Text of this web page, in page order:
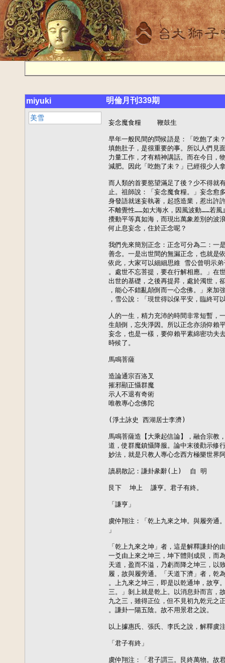
miyuki 明倫月刊339期
美雪
妄念魔食糧    鞭鼓生

早年一般民間的問候語是：「吃飽了未？」在物質匱乏的年代裡，三餐都成問題，有沒有
填飽肚子，是很重要的事。所以人們見面就互相關切「吃飽了未？」是啊！吃飽了，才有
力量工作，才有精神講話。而在今日，物質豐饒，多半人往往會「吃」得過量，甚至必須
減肥。因此「吃飽了未？」已經很少人拿來當問候語了。

而人類的首要慾望滿足了後？少不得就有種種想頭蜂湧而起，於是妄念紛飛，無有片刻休
止。祖師說：「妄念魔食糧。」妄念愈多，魔的糧草就愈豐富，魔頭吃得腦滿腸肥，動
身發語就迷妄執著，起惑造業，惹出許許多多的是非。據大乘起信論記載：「無明之相，
不離覺性……如大海水，因風波動……若風止滅，動相則滅，濕性不壞故。」可見妄念能
攪動平等真如海，而現出萬象差別的波浪，若能止息妄念，就能回復本來的覺悟境界。如
何止息妄念，住於正念呢？

我們先來簡別正念：正念可分為二：一是世間的有漏正念，也就是一般隨順仁義禮智信的
善念。一是出世間的無漏正念，也就是依止無漏正見，能思維真理實諦，明記不忘之念。
依此，大家可以細細思維 雪公曾明示弟子的話：「白衣學佛，不離世法，必須敦倫盡分
。處世不忘菩提，要在行解相應。」在世間法上，敦倫盡分，雖是有漏正念，卻已穩住了
出世的基礎，之後再提昇，處於濁世，卻能不忘菩提，以淨土宗的正念：「面臨諸種遭遇
，能心不錯亂顛倒而一心念佛。」來加強觀行，則漏與無漏的正念都函蓋上了。果能如此
，雪公說：「現世得以保平安，臨終可以得往生。」

人的一生，精力充沛的時間非常短暫，一晃眼就老病來磨，臨命終時，難保不為死苦而心
生顛倒，忘失淨因。所以正念亦須仰賴平生行業來熏習，點滴累積，而非一蹴可及。至於
妄念，也是一樣，要仰賴平素綿密功夫去止息，當魔食糧斷絕時，就是「許爾法身活」的
時候了。

馬鳴菩薩　

造論通宗百洛叉
摧邪顯正懾群魔
示人不退有奇術
唯教專心念佛陀　　　

(淨土詠史 西湖居士李濟)

馬鳴菩薩造【大乘起信論】，融合宗教，貫通千萬部大乘經典的義理，摧服邪教，顯揚正
道，使群魔鎮懾降服。論中末後勸示修行人如何攝護信心、無有退轉，說到如來有個殊勝
妙法，就是只教人專心念西方極樂世界阿彌陀佛，發願往生彼佛國土。

讀易散記：謙卦彖辭(上)  自 明

艮下  坤上  謙亨。君子有終。

「謙亨」

虞仲翔注：「乾上九來之坤。與履旁通。天道下濟。故亨。彭城蔡景君說，剝上來之三。
」

「乾上九來之坤」者，這是解釋謙卦的由來。以消息卦說，乾消已盡，入於坤中，其上九
一爻由上來之坤三，坤下體則成艮，而為地山謙。卦名為謙者，因為上九亢極失位，其居
天道，盈而不溢，乃虧而降之坤三，以致恭存正位，故名為謙。謙三之初，為復，息而為
履，故與履旁通。「天道下濟」者，乾為天道，乾上九來之三，由上而下，是為天道下濟
。上九來之坤三，即是以乾通坤，故亨。蔡景君，是一位傳易的先師。他說：「剝上來之
三。」剝上就是乾上。以消息卦而言，故云剝上來之三。虞氏不採用此說。因為，一則上
九之三，雖得正位，但不見初九乾元之正。再則虞氏卦變，一陽五陰，以及一陰五陽之例
。謙卦一陽五陰。故不用景君之說。

以上據惠氏、張氏、李氏之說，解釋虞注。

「君子有終」

虞仲翔注：「君子謂三。艮終萬物。故君子有終。」

鄭康成注：「艮為山，坤為地。山體高，今在地下。其于人道，高能下下，謙之象。亨者
，嘉會之禮，以謙為主。謙者，自貶損以下人。唯艮之堅固，坤之厚順，乃能終之。
故君子之人有終也。」

依李氏疏說。

虞注。乾三稱為君子。三在三才為人道。謙內卦艮三自乾來。故君子謂三。說卦傳：

「終萬物，始萬物者，莫盛乎艮。」三體艮，故終萬物。三秉勞謙，終當升居五位，是為
有終。故君子有終。

鄭注。高山能下於平地，這在人事而言，即是在高位之人能下居在他地位之下的人，是謂
「高能下下。」此是謙退之象。乾文言傳說：「亨者，嘉之會也。」又說：「嘉會足以合
禮。」史記樂書：「君子以謙退為禮。」所以注云：「亨者，嘉會之禮，以謙為主。謙者
，自貶損以下人。」合乎嘉會之禮，故亨。艮以堅固能終萬物，坤以厚順而代乾有終。君
子體艮坤之德，所以有終。

彖傳說：「謙亨。天道下濟而光明。地道卑而上行。天道虧盈而益謙。地道變盈而流謙。
鬼神害盈而福謙。人道惡盈而好謙。謙尊而光，卑而不可踰，君子之終也。」

 「謙亨」

九家易注：「艮山，坤地。山至高，地至卑。以至高，下至卑。故曰謙也。謙者，兌世。
艮與兌合。故亨。」

依李氏疏說。山高地卑，以高居卑，其象為謙。此即鄭注之義。謙是兌宮五世卦。艮為山
，兌為澤。艮與兌合，是山澤通氣。惟通故亨。

 「天道下濟而光明」

 荀慈明注：「乾來之坤。故下濟。陰去為離，陽來成坎。日月之象。故光明也。」

李氏纂疏：「天道謂乾，乾上來之坤三，故為下濟。陰去陽中為離，陽來陰中成坎。

本體坎亦伏離。離日坎月，故象光明也。」姚氏配中：「案，履互離，謙互坎。」謙下互
為坎。坎伏離，即是旁通履下互離。

「地道卑而上行」

侯果注：「此本剝卦乾之上九，來居坤三。是天道下濟而光明也。坤之六三，上升乾位，
是地道卑而上行者也。」

李氏纂疏：「此本剝卦者，一陽五陰之例也。乾上來居坤三，以乾照坤，是天道下濟而光
明也。坤三升居乾上，天尊地卑，互震為行。是地道卑而上行也。」

「天道虧盈而益謙」

虞仲翔注：「謂乾盈履上，虧之坤三，故虧盈。貴處賤位，故益謙。」

崔憬注：「若日中則昃，月滿則虧。損有餘，以補不足，天之道也。」

依李氏疏解釋。

虞注。「謂乾盈履上」者，乾盈，是指乾卦上九亢龍，盈不可久，乃自虧而下之坤三，以
釋天道虧盈之義。乾卦至上九亢龍，已經消成剝卦。剝極則復。剝復之間，沒有實象。所
以乾盈不可說盈於乾上，也不可說盈於剝上，只好說盈於履上。因為謙息為履，謙與履旁
通，履象傳說，君子以履辨別上下。所以虞注假借「履上」以見義。此亦同張編修之說。

崔注。「日中則昃，月滿則虧。」是豐卦彖傳文，崔氏引來說明天道，損有餘，補不足。
天道虧盈而益謙，就是損有餘，而補不足，以明謙虛必定受益。

「地道變盈而流謙」

虞仲翔注：「謙二以坤變乾盈。坎動而潤下。水流溼，故流謙。」

崔憬注：「高岸為谷，深谷為陵。是為變盈而流謙，地之道也。」

虞注。「謙二以坤變乾盈」者，惠氏李氏皆以謙二作謙三解釋。由於乾上九來之坤三，坤
三，乃變乾，即是謙三以坤變乾盈。張編修即以謙二解釋。他認為，以坤消乾，消至二爻
，成為天山遯，是乾滅之始。消至剝盡，本由於二。故云「二以坤變乾盈。」兩說不同，
皆是以坤變乾盈之義。「坎動而潤下」者，坤變乾盈，則有互體坎，坎為水，又上互體震
。震為雷，雷以動之。故云坎動而潤下。尚書洪範：「水曰潤下。」乾文言傳：「水流溼
。」水潤下則流，流溼而下，即是流謙之義。

崔注。李氏疏說。毛詩小雅十月之交：「高岸為谷，深谷為陵。」岸以高為盈，谷以深為
盈。高岸崩陷則為谷，深谷填塞則為陵。崔氏引這兩句詩，以釋變盈而流謙之義，是地之
道。 (待續)

放 生 池  雪 廬

放生本於佛家戒殺之義。唐朝乾元年閒，令天下安置放生池，有八十一處；多有大書家顏
魯公真卿寫作的碑文。宋朝天禧年閒，曾敕杭州西湖為放生池。　　

考藝文類聚，梁元帝時，荊州有放生亭碑；又南史梁武帝時，謝微作放生文，為世人傳誦
贊賞；是提倡放生，在六朝已經大行。　　

但中國古時，雖未普遍提倡，在聖賢之個人方面，早有此舉。如成湯網開三面；孔子弋不
射宿，釣而不綱；子產放魚等事。可見仁慈之心，不分儒佛；愛人愛物，同是美德。 (原
載覺生雜誌)

唯識三十頌研究(九十九)  智  果

◎釋唯識實性

  ※前 言

此次主題在會「圓成實」即「唯識實性」也，以「圓成實」乃是於心、心所自體及所變現
相、見二分上，遠離我法二執，二空妙智所顯之「真性」（不妄不變之真實本性）故，即
是「唯識實性」也。唯識三十頌之科判，根據掌中樞要卷上本載，共有八種，

上來已略說明前之二十四頌「唯識相」（亦即「依他」，「俗諦」）已訖，今當續明第二
十五頌「唯識性」（亦即「圓成實」、「真諦」）。

（甲）句解頌文

 頌曰：「此諸法勝義，亦即是真如，常如其性故，即唯識實性。」

 （乙）廣解頌文

依成唯識論卷九論文茲依此略科，分述如下：

（子）會「圓成」即「勝義」、「真如」

▲會歸「勝義」（即釋頌文第一句）

論卷九云：「此性即是諸法勝義，是一切法勝義諦故。」謂此「圓成實勝義無性」，乃是
無漏聖智所澈見之一切諸法審實不謬之真理也。

然依「勝義諦」之淺深，略有四種：

一、世間勝義── 亦名「體用顯現諦」，即五蘊、十二處、十八界等「十善巧」（由蘊、
處、界等十法能生善巧之妙智故），事相粗顯，猶可破壞，名曰「世間」；又為聖者之所
知，勝過第一俗（「假名無實諦」謂瓶、盆等，但有假名而無實體），故名「勝義」。

二、道理勝義── 亦名「因果差別諦」，即四諦因果等，知「苦」（集果）、斷「集」（
苦因）、證「滅」（道果）、修「道」（滅因），因果差別，名曰「道理」；又是無漏智
之境界，勝過第二俗（「隨事差別諦」謂蘊處界等，隨彼彼事，立蘊等法），故名「勝義
」。

三、證得勝義── 亦名「依門顯實諦」，即二空真如，乃依聖智所詮之空門而顯之理，名
為「證得」；又為凡、愚所不測，勝過第三俗（「方便安立諦」謂苦等四諦，由染淨因果
之差別施設，以令行者趣入得證），故名「勝義」。

四、勝義勝義──亦名「廢詮談旨諦」，即「一真法界」，體妙離言，迥超眾法（迥，遠
也），名為「勝義」；又是聖智內證（自己內心所體悟證得之真理），勝過第四俗（「假
名非安立諦」謂二空理，依假空門，說為真性，內證智境，不可言說，名二空真如，但假
設故），名為「勝義」。

以上四種勝義，前三者為「依詮談旨」，故「勝之義」，「義」乃「境界」之義；第四者
為「廢詮談旨」，故「勝即義」，「義」乃「道理」之義。（見法苑義林章卷三）

今初句頌文，雖不說四種世俗，為對顯四種勝義，法苑義林章卷二載：「前三勝義有相故
『安立』，第四勝義無相『非安立』。」此義云何？

述記卷九末云：「有差別名言者，名『安立』；無差別、離名言者，『非安立』。」據此
可知：

對真如之理，施設差別之名言以解說者，稱為「安立諦」；離一切言說、名相、由絕待超
越之立場來體達真如理者，稱為「非安立諦」。

今頌文初句所言之「諸法勝義」者，簡非前三勝義安立諦，唯取第四勝義非安立之「一真
法界」，何以故？論卷九云：「是最勝道所行義故」即非安立之一真法界是最殊勝之道品
所趣向、所契入之真如理體故。

或問：最殊勝之道品為何？

答曰：明幽溪大師所撰之淨土生無生論第五「法界為念門」云：「法界圓融體，作我一念
心，故我念佛心，全體是法界」初二句明「全性起修」，次二句明「全修在性」，謂全法
界圓融之性體，作我一念之用修，故全一念之用修，當體即是圓融法界之性體也。

是故行者稱佛名號（古德讚歎阿彌陀佛名號為「圓融至德嘉號」）時，此心當下便是「圓
融清淨寶覺」，不落三乘諸行、不落第二義門，不落偏漸階級（「偏」指偏於空乃至中之
教理；「漸」指漸次修行而至佛果之法門），是故稱佛名號即是「最勝道」也。

上來「會歸勝義」，即釋頌文第一句已訖。 (待續)

南無二字

印祖云：「念佛宜念六字，或先念六字，至將畢則念四字。始終念四字，頗不宜。以南無
二字，即皈依、恭敬、頂禮、度我等義。人每圖快圖多，故多有念四字者。常聞有人主張
專修之益，只令人念四字，發願禮佛，皆云不必，則完全一門外漢。只知自己做功夫，不
知求佛慈悲力。淨土法門，以信願行三法為宗，彼只在行上講究，而行又去卻禮拜，其行
便難十分懇切，久則涉於悠忽浮泛。」(復陳飛青居士書四)

七十三年元旦講話之一 ──修淨須知 雪廬老人

佛法修行有「通途」和「別途」之分，淨土法門是屬於「別途」，也就是「二力法門」，
與普通法門不一樣。修一般法門是「信解行證」，但淨土法門重在「信願行」。為什麼沒
有「解」呢？因為這個法門除了佛以外，沒有第二人可以了解，不要說凡夫不明白，即使
十地菩薩、等覺菩薩也還不明白。學人今天要略述修淨須知，也就是修淨土法門必須要了
解的十件事，分別是：

第一「二力相應」：修行是「公修公得，婆修婆得，不修不得」。淨土「二力法門」，一
是「佛力」，一是「自力」；自己要先具足「信願行」三資糧，發願往生西方，再乘佛的
願力加被，這樣二力相應，修行就容易成就。除了淨土宗以外，其他宗沒有這樣說的。

第二「正助雙修」：彌陀經上說：「不可以少善根福德因緣得生彼國。」這便是明白告訴
我們要「正助雙修」。正工夫是「善根」，即自己念佛要念得清清楚楚；「福德」是助工
夫，眾善奉行。二者如鳥之雙翼，缺一不可，因緣具足，即能得生彼國（即「帶業往生」
）。

第三「橫超出世」：凡是修行，都是一步一步修，然而修淨土不必如此。其他法門修行要
三大阿僧祇劫才能成就，淨土法門則是當生成就。這好比蟲在竹子裡要外出，不用一節一
節的鑽出來，從旁咬一個洞，便能橫著出來。

第四「接引九界」：「十法界」包括「四聖六凡」，除佛以外，九法界眾生都應求往生極
樂。只要至誠懇切求往生，臨終時，阿彌陀佛一定來接引，這是別宗所沒有的。

第五「帶業往生」：「業」是什麼？必須聽華嚴經的「十回向」才懂得。十法界當中，唯
有佛是「業盡情空」，其餘九界眾生都是「帶業」。所謂「帶業往生」，意即有障礙也可
以帶著往生西方，今人講「消業往生」，是不明淨土實義。試問，業若全消，即是成佛，
何必再求往生呢？從元朝以來，祖師們都講「帶業往生」，只有今日才有人改佛經講「消
業」。

第六「蓮苞正定」：吾人所造作的業都含藏在第八阿賴耶識，往生西方極樂世界是阿賴耶
識去，不是肉體去。阿賴耶識帶著業，到極樂世界先結蓮苞，蓮苞是吾人的母胎，又稱蓮
胎。在蓮胎中，看各人造業大小，入定時間不同，入了定以後，就能生慧。

第七「華開悟證」：入定後，開了智慧，蓮華才開，才證到果位。華開見佛便悟無生；華
不開則不得見佛，亦不能得無生法忍。

第八「四土安養」：各人程度不同，華開見佛便有遲速。彌陀經上說，極樂世界有緣覺、
聲聞、菩薩等眾生，所以不是生到西方都是佛。「四土安養」指的就是極樂世界有四土：
一是凡聖同居土，二為方便有餘土，三為實報莊嚴土，四為常寂光淨土。常寂光淨土才是
佛的淨土，為佛一人所居，而凡夫則依不同程度生到不同的淨土。

第九「皆得不退」：一萬人修行，罕一得道，這都是因為容易退轉的緣故。然而到了西方
極樂世界，修行皆得不退。「不退轉」有若干種，今天不能詳講，八地菩薩經二大阿僧祇
劫修行才得「不退轉」，今天講的「不退轉」不是指八地菩薩，而是淨土宗的「不退轉」
。「不退轉」意即修行只會往前進，不會往後退，這太便宜了，沒有不成功的。

第十「乘願再來」：淨土宗是大乘法門，除了讓自己得好處，也要讓別人得好處。所以，
往生極樂不是去享受，而是去認識佛法，然後要發願，證道後再回來度眾生，此即「乘願
再來」。

莊嚴道場 雪廬老人

        不聞葷濁氣，
        不聞奔走聲，
        不聞語笑聲，
        惟聞一佛號。

《觀經妙宗鈔》的淨土思想(一) 吳希仁

編者案：《觀無量壽佛經疏妙宗鈔》(略稱《觀經妙宗鈔》)一書，為宋代知禮大師晚年的
力作。知禮大師企圖以天台的圓教教義詮釋《觀無量壽佛經》的經文內容。

《觀無量壽佛經》的內容，主要是敘述釋迦牟尼佛受當機眾王舍城韋提希夫人的啟請，特
示以「十六種觀法」，教修觀想西方極樂世界的種種依正莊嚴，俾將來壽終之後能夠如願
捨離娑婆的五濁惡世，得生西方阿彌陀佛的清淨國土。從經文的表面，顯然是側重事相的
說明，雖然後來有智者大師的《觀經疏》及寶雲《觀經疏記》，卻僅作原則的點示，文約
而義隱，是以知禮大師有意借此詳加發揮天台妙義，使後人足以把握「即心念佛」的要領
。

希仁居士費時兩年，完成「知禮《觀無量壽佛經疏妙宗鈔》研究」論文巨著，大有功於淨
土教理，原書十餘萬字，已刊在明倫月刊資訊網「學海無盡藏」，有意者請自行尋閱，本
刊謹摘錄部分有關淨土的篇章，供眾閱覽，文中標題係編者所加。

智者大師依止淨土

天臺門葉之信仰淨土法門，本就其來有自，蓋肇自創建天臺教觀之智者大師始，其平生的
行止已有顯著之淨土傾向；如襁褓中即知「臥即合掌，坐必面西」；而臨命終時亦右　西
向，聞唱《法華》、《無量壽》二經，並讚勸彌陀淨土，自謂其「師友，侍從觀音來迎」
自在而逝(注一)。且在其豐富的著述中，或理論部分、或實踐部分，亦多所涉及；如《摩
訶止觀》述四種三昧，其中常行三昧，即是專持念阿彌陀佛之淨土行；其他如《觀無量壽
經疏》、《阿彌陀經義記》、《淨土十疑論》、《五方便念佛門》等亦多偏讚淨土，相傳
均為彼所撰述(注二)。可見智者大師本人確實信向淨土，且求生西方。

天臺弟子專稱彌陀

可惜後來其弟子章安（561｜632）以下數代（按章安大師臨終亦稱彌陀及二大士），均唯
保守承傳，但重天臺教觀之修持，鮮有觸及淨土者；即使九祖荊溪湛然（711｜782），雖
號有唐中興之祖，但其志仍專在闡釋天臺教部（以《法華玄義》、《法華文句》、《摩訶
止觀》三大部為主），精簡當世興崇之華嚴、法相、禪門諸宗之異同，以顯揚天臺教觀之
殊勝，故亦少涉及淨土。唯於所著《止觀輔行》卷六中，解釋「常坐一行三昧」時有云：

「隨向之方，必須正西，若障起念佛，所向便故。經雖不局令向西方，障起即令專稱一佛
，諸教所讚，多在彌陀，故以西方而為一準。」

又於撰《法華文句記》卷十釋「藥王菩薩本事品」文末亦云：

「問：同居類多，何必極樂？答：教多說故，由物機故，是攝生故，令專注故，宿緣厚故
，約多分故。」

可見彼於彌陀淨土，亦多表推崇具正見；然畢竟於此法門，並無相應之修證表現，是以近
代日本學者有疑智顗大師《淨土十疑論》或為湛然托作，藉以闡揚淨土，卻終少文獻佐證
，並不為世人所信。

知禮大師與淨土法門

筆者認為天臺門葉，自智者大師以後，真能信向淨土，不但在理論方面，更在實踐方面，
身體力行，作出貢獻，以致開啟後代子孫「教崇天臺，行歸淨土」之風者，其唯四明知禮
大師乎！知禮對淨土的實踐，自行方面，但修《彌陀懺法》（俗云打佛七）即有五十遍之
多；度眾方面，創建「念佛施戒會」，每年結合僧俗男女萬人，倡導勤修念佛，求生西方
，度人無數。至其對淨土理論的闡述，專書方面有：《觀經融心解》、《觀經疏妙宗鈔》
、《料簡十三科》等；若單篇論述則有：〈結念佛會疏〉、〈法智復楊文公書〈等，均為
淨土法門之重要開示。其中尤以《觀經疏妙宗鈔》對於充實淨土之理論，標顯法門之殊勝
，居功最偉。昔業師李公炳南（1890─1986）撰〈趙居士祝壽印施觀經妙宗鈔序〉即云：

宋‧四明《妙宗鈔》出，為《觀經》諸注精英，所詮皆第一義諦，於焉淨旨大明。古有病
其繁深者，欲節而略之，蕅祖直謂「不可動其一字」，其要可知矣！然有此一《鈔》，非
謂《觀經》即可誦可講，因以可修可證，及眾能變根器也。蓋修淨任採何法，應明乎四土
橫豎之超，否則理路不清，或不免於扞格焉。祖（蕅祖）又曰：「淨土的旨，全在《妙宗
》一書。」是此一《鈔》，又不純為《觀經》所作矣。

蓋知禮大師此《鈔》以天臺圓宗判釋淨土法門，既義理周延地充實了淨土的思想內容，且
強而有力地凸顯了法門的特異殊勝，是以自《妙宗鈔》出，而淨土之教理大備。今擬就《
鈔》中所提出的念佛方法、修證的位階、以及四土淨穢等教義，詳加剖析，藉以申論其有
關淨土的思想。 (待續)

注一：智顗大師臨終，聽《無量壽》竟，讚曰：「四十八願莊嚴淨土，華池寶樹易往無人
，火車相現能改悔者，尚得往生，況戒慧熏修，行道力故，實不唐捐。」末云：「吾諸師
友，侍從觀音，皆來迎我。」等，其事蹟見志磐《佛祖統紀卷六‧智顗傳》

注二：對智顗大師《觀無量壽經疏》、《阿彌陀經義記》、《淨土十疑論》、《五方便念
佛門》等著作，近代日本學者或疑為後人假托之作，參望月信亨作．釋印海譯《中國淨土
教理史》。

人間祇一僧 濯 生

慈雲大師(遵式)，與知禮大師同是天臺門人，人稱「寶雲門下二神足」，兩人有四十多年
的朋友情誼。慈雲大師得知知禮大師示寂消息，因自身已是六十六歲老人，加上路遙五六
百里，春雪紛飛好幾十天，無法親自前往祭奠，於是「謹遣學徒，齎送香燭，靈山上茶，
并雲廚辦齋食，罄食味之品」恭薦于知禮大師。為了一遣懷抱，還作了祭文哭弔，更以詩
歌兩首吟詠，其中「天上無雙月，人間秖一僧。」讚嘆知禮大師，祭奠大眾咸稱恰當不為
過。(見四明尊者教行錄)

蓮池餘馨之十四 ─ 斌宗法師 智 展

斌宗法師（一九一一 ── 一九五八），是臺灣首開研經風氣的僧人。在日據時代，由於
臺灣的佛教界瀰漫著鬼神、外道的迷信色彩，再加上佛教徒對於佛典經教均不求甚解，因
此法師便發願前往浙江寧波的觀宗寺（諦閑老法師道場）和天臺國清寺（靜權法師主持）
求法。在奠定了深厚、紮實的教理基礎後，法師回臺便展開一連串的弘法活動，並依照觀
宗學社的制度，在新竹法源寺創設佛學高級研究班（後改稱南天臺佛學研究院），積極培
養僧才，為臺灣佛教的發展，作出了重大的貢獻。

法師雖然教研天臺，但行持卻依止淨土法門，每論及行門要旨，均勸人專念彌陀，求生極
樂。其關於淨土之著作，今有《佛說阿彌陀經要釋》一書行世，茲將重要開示整理如下，
普願見聞者，發菩提心，信受奉行。

八萬法門　念佛第一

法師於《佛說阿彌陀經要釋》序文中曰：「觀乎釋迦如來，憫念一切眾生之沉迷，故四十
九年之說法，然皆隨機施化，應病與藥，無非欲令一切眾生，了脫生死，離一切苦，得究
竟樂而後已！然歸元無二路，方便有多門，於一代教中，求其最方便、最簡捷、最要妙、
最圓頓者，莫過淨土一法，誠如來一代時教中，普度眾生之特別法門，乃聖凡齊攝，利鈍
兼收，上上根不能越其閫，下下機亦可登其域。上至等覺菩薩無不發願求生，下至逆惡眾
生若肯悔悟發心念佛，亦可帶業往生，正如阿伽陀藥普療百病也。

古人謂：『八萬法門中念佛第一』，乃一針見血之言，良由佛智鑑機，知末法眾生根性鈍
劣，智慧淺薄，壽命短促，一息不來便成後世。其餘法門，或太高深，不易修證，復須三
惑斷盡、圓悟自性，方能了生脫死，超凡入聖。故特開此念佛一門，以普度十方一切有情
，同歸安養（案：此即極樂世界別名）。欲速出迷津，頓超三界，永離生死苦者，捨此誰
依？故《大集經》云：『末法億億人修行，罕有一人得道，惟依念佛法門，得度生死。』
觀斯可知矣！」

侈談自力者應有的警誡

然而，對於淨土念佛法門，常有人譏斥為「他力法門」（仰仗阿彌陀佛接引），認為只有
不懂經教的愚夫愚婦才會去修持。關於這樣的誤解，該如何消弭呢？

法師曰：「若確以賴自力為貴者，奚不一一自為之，則渡水不可乘船，遠路不可乘車，衣
須自織，食當自耕，住應自造，乃至一切生活事宜當自為之，如是方可誇言不賴他力，不
然，則自欺自狂，而出乎爾者反乎爾矣！日常生活咸賴眾力，而不自鄙，何獨於了生死、
成佛道一大事，屏佛力而不依，藐斯門而弗修，何喪心病狂一至於此耶？可嘆！可憫！靈
峰（案：即蕅益大師）云：『以話頭為奇特，佛號為平常，棄如意珠玉，競取瓦礫，可哀
矣！』又《大集經》云：『若人但念阿彌陀，是名無上深妙禪。』良以一句佛號，乃統百
行以具備，攝萬法而無餘，倘能真念佛者，何遺參禪乎？奈何！聰明之人，不肯死心念佛
，必以參究為最上，不知違背經言，終至弄巧成拙，願好高務奇、不量自力者警誡之！」

各宗高僧 勸修念佛

持名念佛法門並非少數人在自吹自擂，法師就舉了近代許多人景仰的佛門高僧為證：「近
代禪宗的高僧虛雲和尚、臺宗泰斗諦閑法師（見〈開示念佛緊要〉）、唯識宗的太虛大師
（見《淨土法門集》）、律宗的弘一律師（見〈人生最後〉）、畢生專弘淨土的印光大師
等。除印老外，他們雖各有專宗，然皆極力勸修念佛，讚頌彌陀的功德，稱揚淨土的勝妙
。並且古今的賢哲，依之修持而得往生極樂的明驗者，亦不可勝計（見《淨土聖賢錄》）
，由是觀之，大藏經論中既處處稱頌指歸，又得歷代賢聖相繼弘揚而修證，這怎能可以妄
擬彌陀是理想？極樂是想像？釋迦是寓言？這豈不自獲罪戾，誤人誤己的一大不